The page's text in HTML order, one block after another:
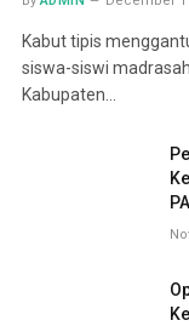
Kabut tipis
siswa-siswi
Kabupaten…